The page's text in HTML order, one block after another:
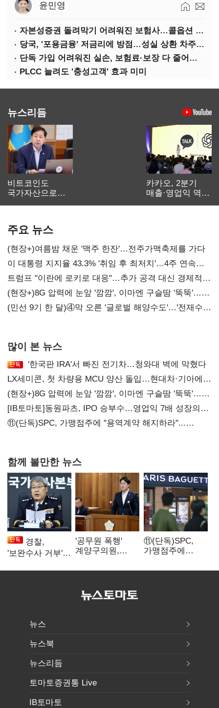
윤민영
자본성증권 돌려막기 어려워진 보험사…콜옵션 부담 급증
당국, '포용금융' 저금리에 방점…성실 상환 차주는 '역차별'
단독 가입 어려워진 실손, 보험료·보장 다 줄어든 5세대는?
PLCC 늘려도 '충성고객' 효과 미미
뉴스리듬
비트코인도
국가자산으로…'
카카오, 2분기
매출·영업익 역대
주요 뉴스
(현장+)여름밤 채운 '맥주 한잔'…전주가맥축제를 가다
이 대통령 지지율 43.3% '취임 후 최저치'…4주 연속
'하락'
트럼프 "이란에 로키로 대응"…추가 공격 대신 경제적
압박 시사
(현장+)8G 압력에 눈앞 '깜깜', 이마엔 구슬땀 '뚝뚝'…
화려한 에어쇼 뒤 땀방울
(민선 9기 한 달)④막 오른 '글로벌 해양수도'…'전재수
많이 본 뉴스
'한국판 IRA'서 빠진 전기차…청와대 벽에 막혔다
LX세미콘, 첫 차량용 MCU 양산 돌입…현대차·기아에
공급
(현장+)8G 압력에 눈앞 '깜깜', 이마엔 구슬땀 '뚝뚝'…
화려한 에어쇼 뒤 땀방울
[IB토마토]동원파츠, IPO 승부수…영업익 7배 성장의
이면은 고객 편중
⑪(단독)SPC, 가맹점주에 "용역계약 해지하라"...
함께 볼만한 뉴스
경찰,
'보완수사 거부'
수사자격 배제'
'공무원 폭행'
계양구의원,
의결…본회의
⑪(단독)SPC,
가맹점주에
해지하라"...
뉴스
뉴스북
뉴스리듬
토마토증권통 Live
IB토마토